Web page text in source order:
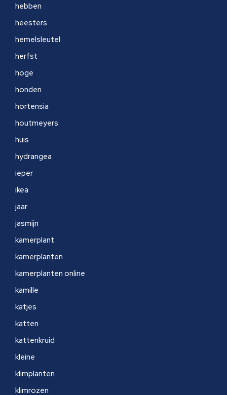
hebben
heesters
hemelsleutel
herfst
hoge
honden
hortensia
houtmeyers
huis
hydrangea
ieper
ikea
jaar
jasmijn
kamerplant
kamerplanten
kamerplanten online
kamille
katjes
katten
kattenkruid
kleine
klimplanten
klimrozen